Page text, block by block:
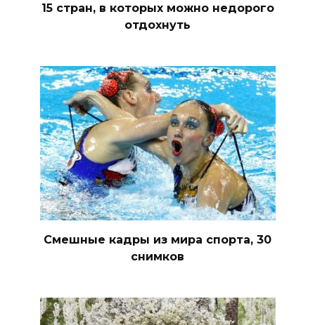
15 стран, в которых можно недорого
отдохнуть
Смешные кадры из мира спорта, 30
снимков